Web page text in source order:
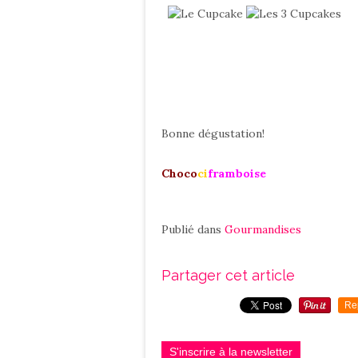
Bonne dégustation!
Chocociframboise
Publié dans Gourmandises
Partager cet article
S'inscrire à la newsletter